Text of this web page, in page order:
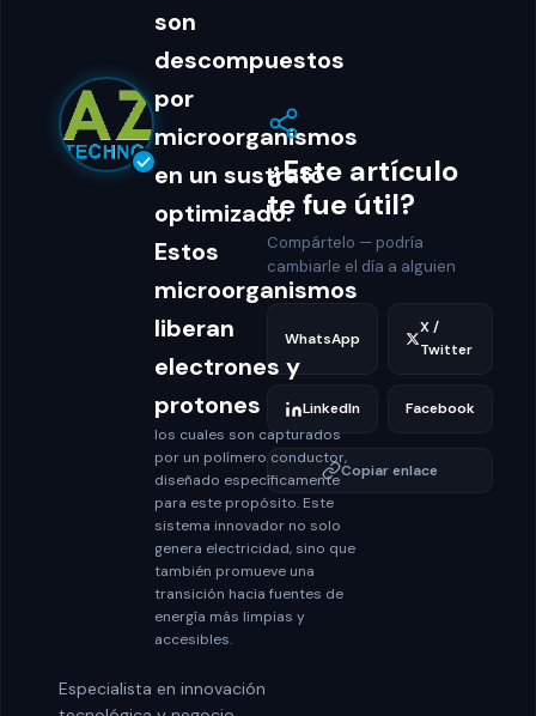
son
descompuestos
por
microorganismos
en un sustrato
optimizado.
Estos
microorganismos
liberan
electrones y
protones
los cuales son capturados
por un polímero conductor,
diseñado específicamente
para este propósito. Este
sistema innovador no solo
genera electricidad, sino que
también promueve una
transición hacia fuentes de
energía más limpias y
accesibles.
Especialista en innovación
¿Este artículo
te fue útil?
Compártelo — podría
cambiarle el día a alguien
WhatsApp
X /
Twitter
LinkedIn Facebook
Copiar enlace